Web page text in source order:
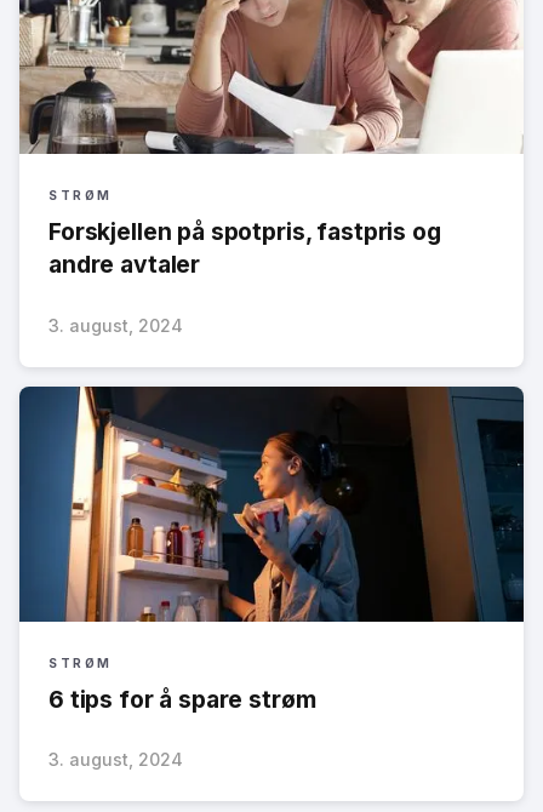
STRØM
Forskjellen på spotpris, fastpris og
andre avtaler
3. august, 2024
STRØM
6 tips for å spare strøm
3. august, 2024